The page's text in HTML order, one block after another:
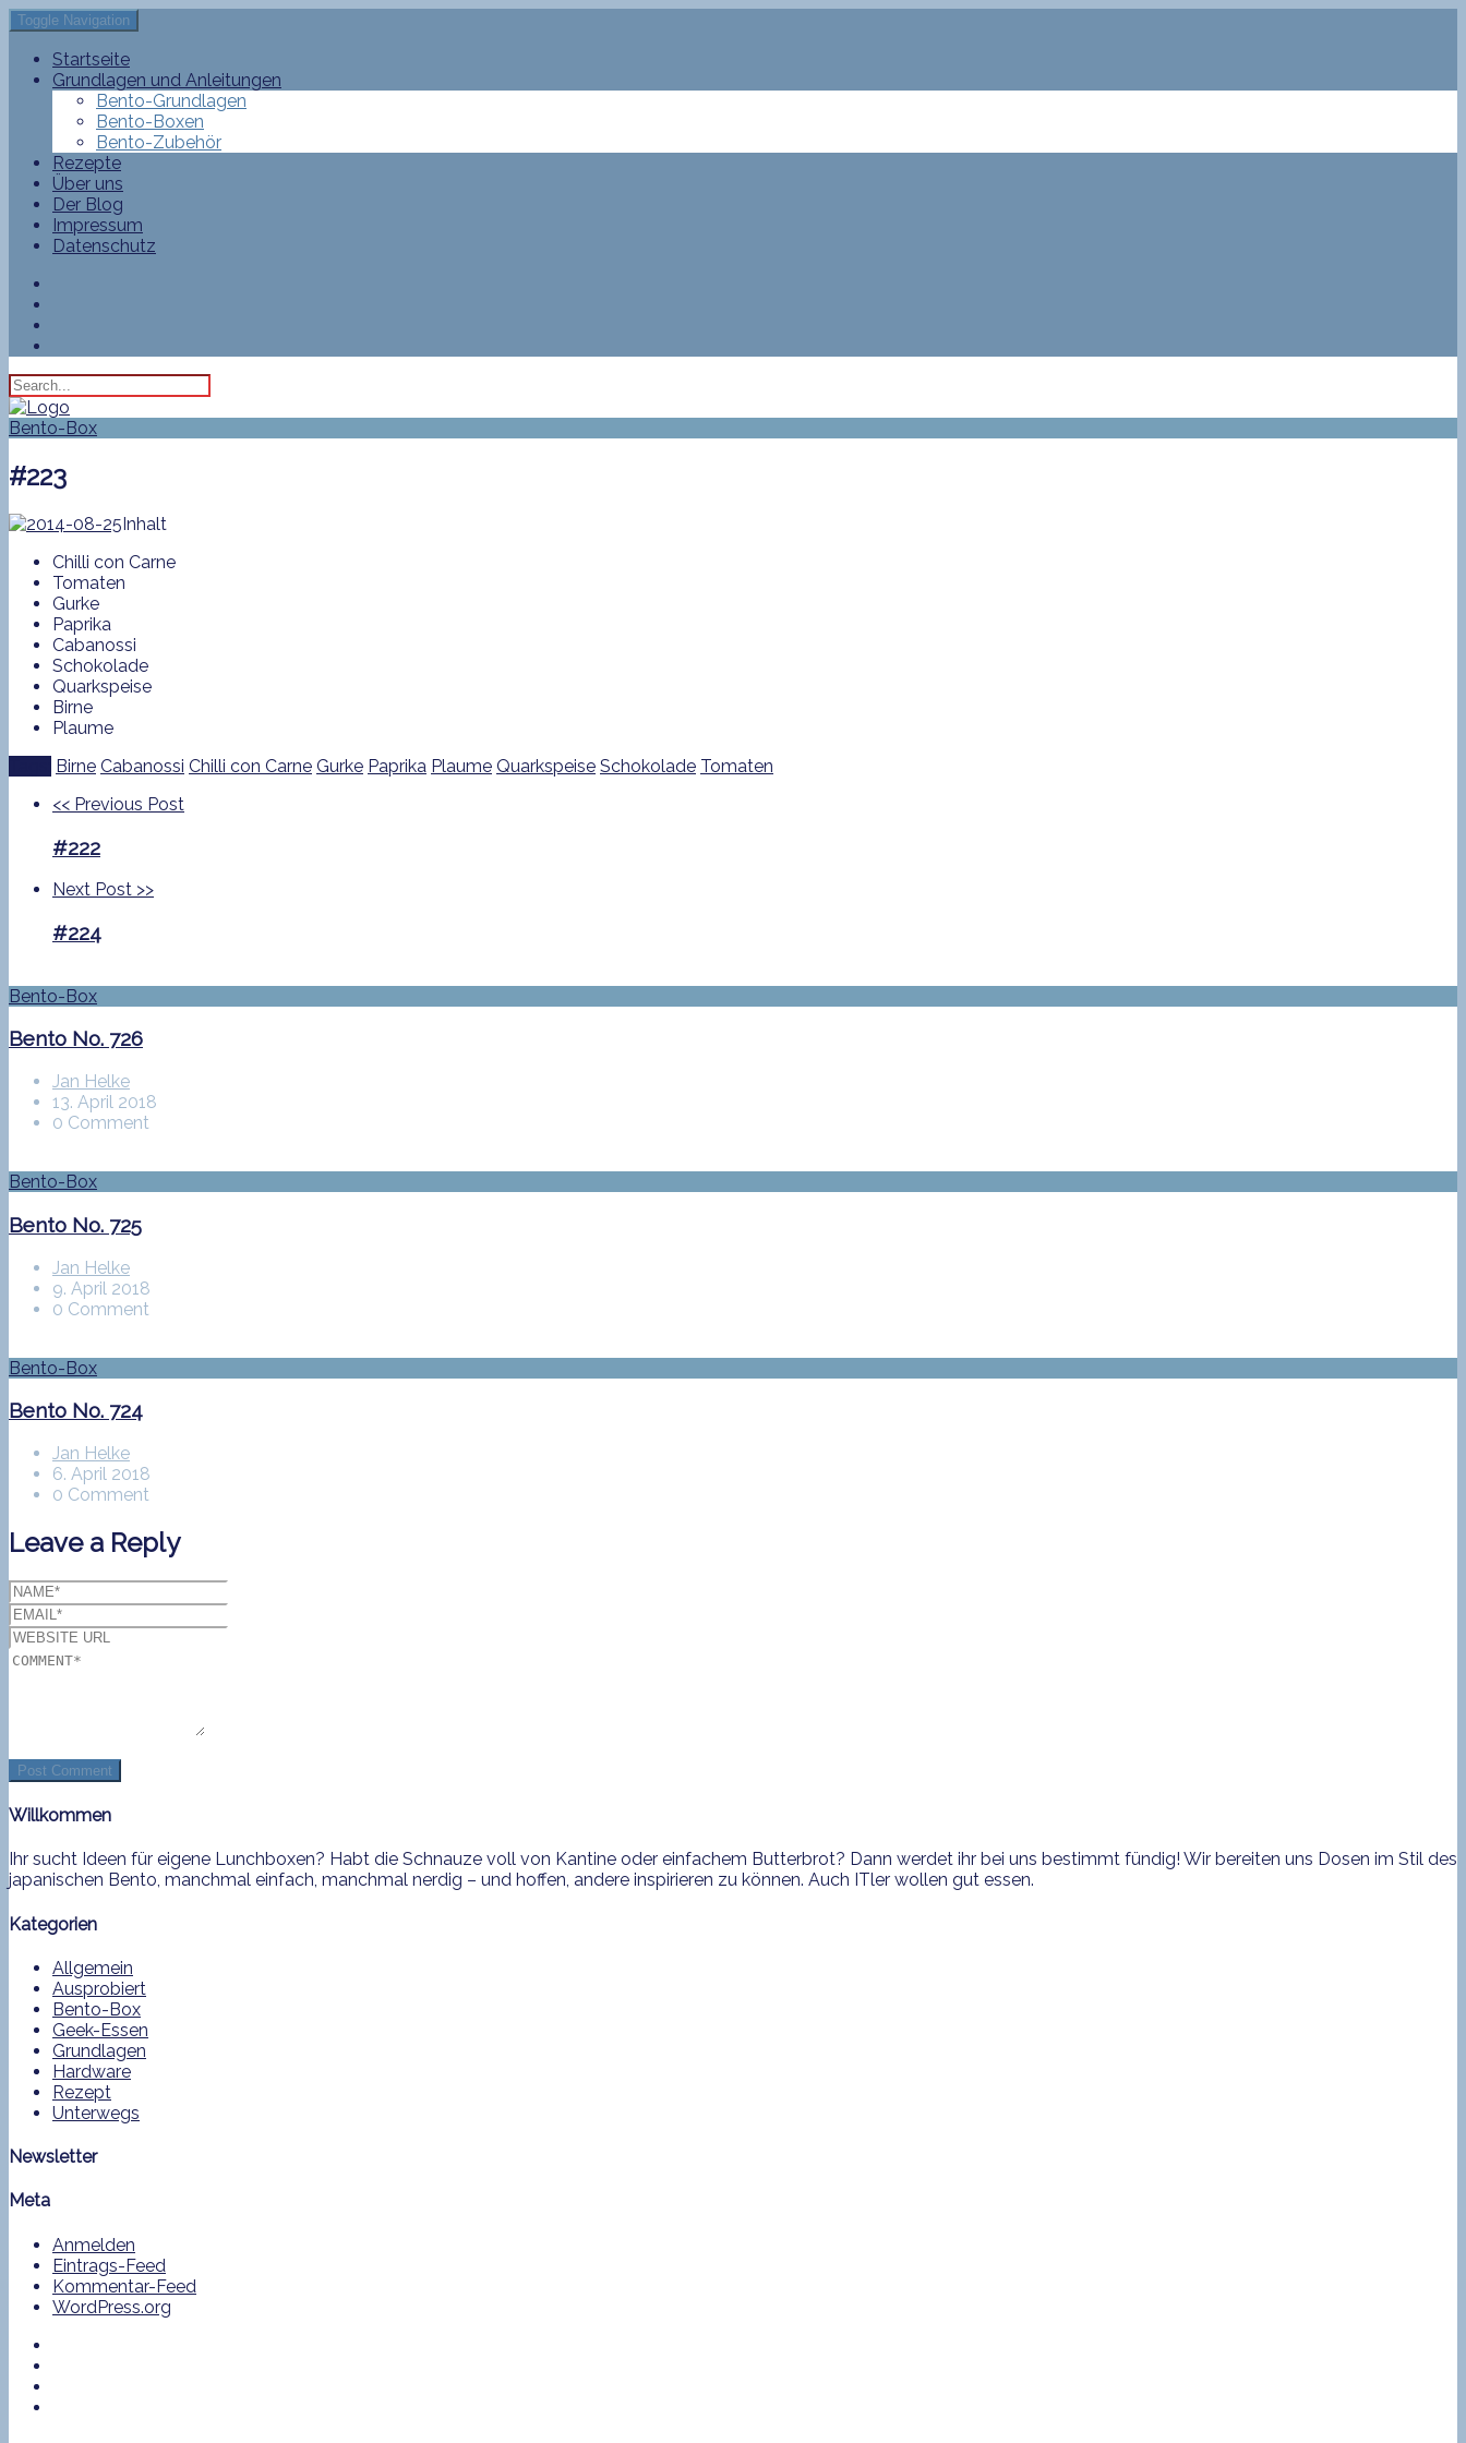
Toggle Navigation
Startseite
Grundlagen und Anleitungen
Bento-Grundlagen
Bento-Boxen
Bento-Zubehör
Rezepte
Über uns
Der Blog
Impressum
Datenschutz
Bento-Box
#223
Inhalt
Chilli con Carne
Tomaten
Gurke
Paprika
Cabanossi
Schokolade
Quarkspeise
Birne
Plaume
Birne Cabanossi Chilli con Carne Gurke Paprika Plaume Quarkspeise Schokolade Tomaten
<< Previous Post
#222
Next Post >>
#224
Bento-Box
Bento No. 726
Jan Helke
13. April 2018
0 Comment
Bento-Box
Bento No. 725
Jan Helke
9. April 2018
0 Comment
Bento-Box
Bento No. 724
Jan Helke
6. April 2018
0 Comment
Leave a Reply
Willkommen
Ihr sucht Ideen für eigene Lunchboxen? Habt die Schnauze voll von Kantine oder einfachem Butterbrot? Dann werdet ihr bei uns bestimmt fündig! Wir bereiten uns Dosen im Stil des
japanischen Bento, manchmal einfach, manchmal nerdig – und hoffen, andere inspirieren zu können. Auch ITler wollen gut essen.
Kategorien
Allgemein
Ausprobiert
Bento-Box
Geek-Essen
Grundlagen
Hardware
Rezept
Unterwegs
Newsletter
Meta
Anmelden
Eintrags-Feed
Kommentar-Feed
WordPress.org